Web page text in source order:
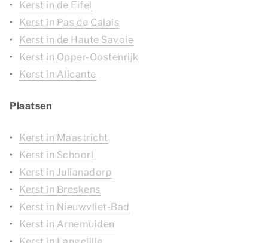
Kerst in de Eifel
Kerst in Pas de Calais
Kerst in de Haute Savoie
Kerst in Opper-Oostenrijk
Kerst in Alicante
Plaatsen
Kerst in Maastricht
Kerst in Schoorl
Kerst in Julianadorp
Kerst in Breskens
Kerst in Nieuwvliet-Bad
Kerst in Arnemuiden